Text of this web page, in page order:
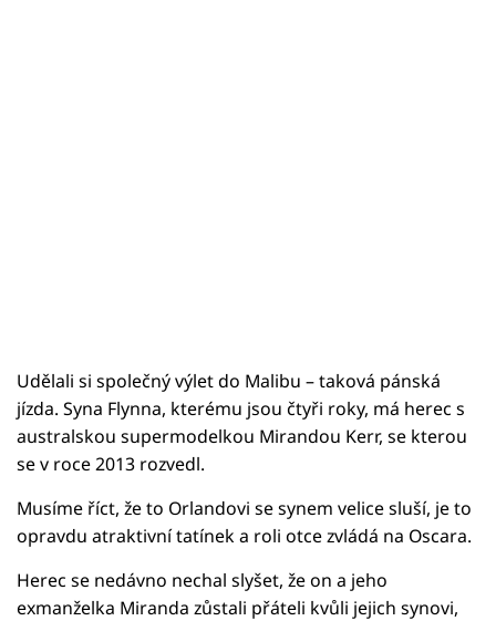
Udělali si společný výlet do Malibu – taková pánská
jízda. Syna Flynna, kterému jsou čtyři roky, má herec s
australskou supermodelkou Mirandou Kerr, se kterou
se v roce 2013 rozvedl.
Musíme říct, že to Orlandovi se synem velice sluší, je to
opravdu atraktivní tatínek a roli otce zvládá na Oscara.
Herec se nedávno nechal slyšet, že on a jeho
exmanželka Miranda zůstali přáteli kvůli jejich synovi,